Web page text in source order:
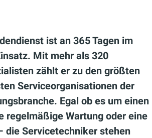
ist an 365 Tagen im
Mit mehr als 320
zählt er zu den größten
Serviceorganisationen der
Egal ob es um einen
regelmäßige Wartung oder eine
die Servicetechniker stehen